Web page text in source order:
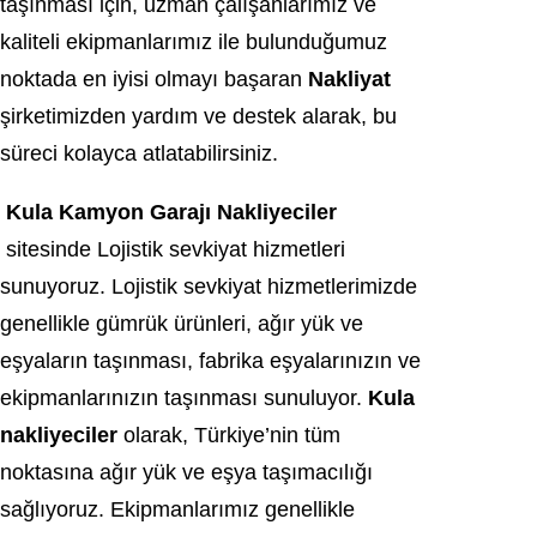
taşınması için, uzman çalışanlarımız ve
kaliteli ekipmanlarımız ile bulunduğumuz
noktada en iyisi olmayı başaran Nakliyat
şirketimizden yardım ve destek alarak, bu
süreci kolayca atlatabilirsiniz.
Kula Kamyon Garajı Nakliyeciler
sitesinde Lojistik sevkiyat hizmetleri
sunuyoruz. Lojistik sevkiyat hizmetlerimizde
genellikle gümrük ürünleri, ağır yük ve
eşyaların taşınması, fabrika eşyalarınızın ve
ekipmanlarınızın taşınması sunuluyor. Kula
nakliyeciler olarak, Türkiye’nin tüm
noktasına ağır yük ve eşya taşımacılığı
sağlıyoruz. Ekipmanlarımız genellikle